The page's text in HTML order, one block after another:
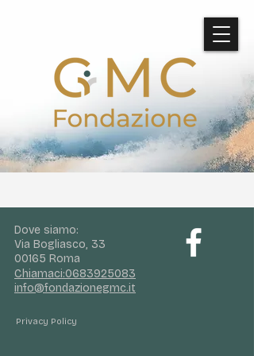
Dove siamo:
Via Bogliasco, 33
00165 Roma
Chiamaci:0683925083
info@fondazionegmc.it
Privacy Policy